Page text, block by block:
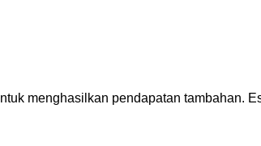
menghasilkan pendapatan tambahan.